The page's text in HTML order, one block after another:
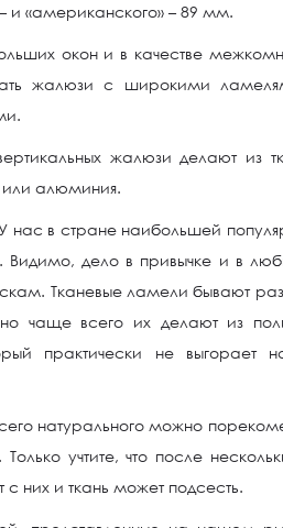
«американского» – 89 мм.
окон и в качестве
жалюзи с широкими
жалюзи делают из
алюминия.
нас в стране наибольшей
Видимо, дело в привычке и в
Тканевые ламели бывают
чаще всего их делают из
практически не выгорает
натурального можно
Только учтите, что после
с них и ткань может подсесть.